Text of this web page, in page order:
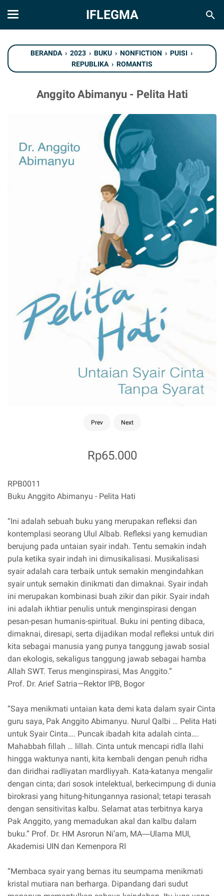
IFLEGMA
BERANDA › 2023 › BUKU › NONFICTION › PUISI ›
REPUBLIKA › ROMANTIS
Anggito Abimanyu - Pelita Hati
Prev Next
Rp65.000
RPB0011
Buku Anggito Abimanyu - Pelita Hati
“Ini adalah sebuah buku yang merupakan refleksi dan
kontemplasi seorang Ulul Albab. Refleksi yang kemudian
berujung pada untaian syair indah. Tentu semakin indah
pula ketika syair indah ini dimusikalisasi. Musikalisasi
syair adalah cara terbaik untuk semakin mengindahkan
syair untuk semakin dinikmati dan dimaknai. Syair indah
ini merupakan kombinasi buah zikir dan pikir. Syair indah
ini adalah ikhtiar penulis untuk menginspirasi dengan
pesan-pesan humanis-spiritual. Buku ini penting dibaca,
dimaknai, diresapi, serta dijadikan modal refleksi untuk diri
kita sebagai manusia yang punya tanggung jawab sosial
dan ekologis, sekaligus tanggung jawab sebagai hamba
Allah SWT. Terus menginspirasi, Mas Anggito.”
Prof. Dr. Arief Satria—Rektor IPB, Bogor
“Saya menikmati untaian kata demi kata dalam syair Cinta
guru saya, Pak Anggito Abimanyu. Nurul Qalbi … Pelita Hati
untuk Syair Cinta…. Puncak ibadah kita adalah cinta….
Mahabbah fillah … lillah. Cinta untuk mencapi ridla Ilahi
hingga waktunya nanti, kita kembali dengan penuh ridha
dan diridhai radliyatan mardliyyah. Kata-katanya mengalir
dengan cinta; dari sosok intelektual, berkecimpung di dunia
birokrasi yang hitung-hitungannya rasional; tetapi terasah
dengan sensitivitas kalbu. Selamat atas terbitnya karya
Pak Anggito, yang memadukan akal dan kalbu dalam
buku.” Prof. Dr. HM Asrorun Ni’am, MA―Ulama MUI,
Akademisi UIN dan Kemenpora RI
“Membaca syair yang bernas itu seumpama menikmati
kristal mutiara nan berharga. Dipandang dari sudut